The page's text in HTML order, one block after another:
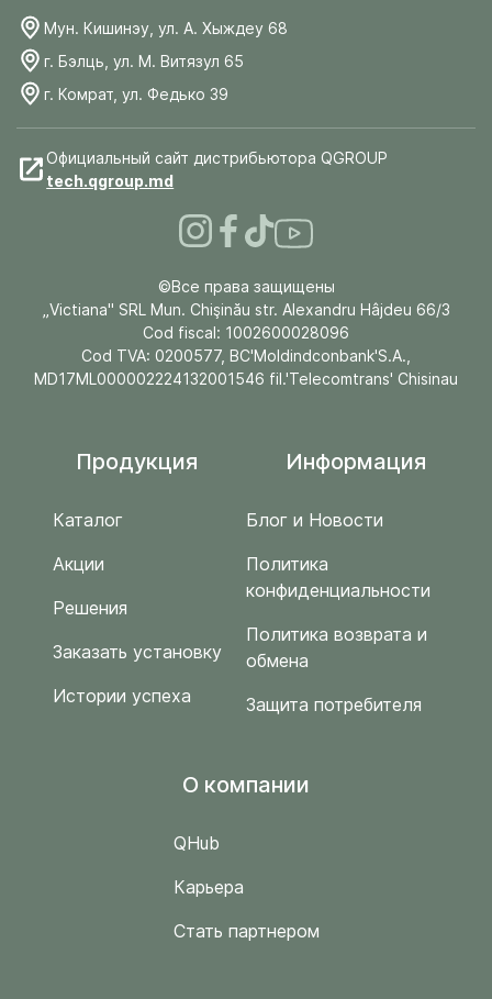
Мун. Кишинэу, ул. А. Хыждеу 68
г. Бэлць, ул. М. Витязул 65
г. Комрат, ул. Федько 39
Официальный сайт дистрибьютора QGROUP
tech.qgroup.md
©Все права защищены
„Victiana" SRL Mun. Chişinău str. Alexandru Hâjdeu 66/3
Cod fiscal: 1002600028096
Cod TVA: 0200577, BC'Moldindconbank'S.A.,
MD17ML000002224132001546 fil.'Telecomtrans' Chisinau
Продукция
Каталог
Акции
Решения
Заказать установку
Истории успеха
Информация
Блог и Новости
Политика
конфиденциальности
Политика возврата и
обмена
Защита потребителя
O компании
QHub
Карьера
Стать партнером